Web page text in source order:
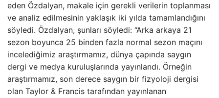
eden Özdalyan, makale için gerekli verilerin toplanması
ve analiz edilmesinin yaklaşık iki yılda tamamlandığını
söyledi. Özdalyan, şunları söyledi: “Arka arkaya 21
sezon boyunca 25 binden fazla normal sezon maçını
incelediğimiz araştırmamız, dünya çapında saygın
dergi ve medya kuruluşlarında yayınlandı. Örneğin
araştırmamız, son derece saygın bir fizyoloji dergisi
olan Taylor & Francis tarafından yayınlanan